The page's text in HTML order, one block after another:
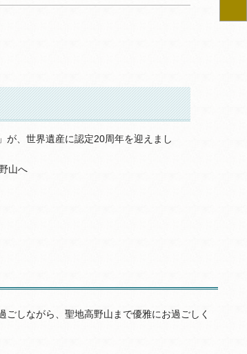
、世界遺産に認定20周年を迎えまし
山へ
しながら、聖地高野山まで優雅にお過ごしく